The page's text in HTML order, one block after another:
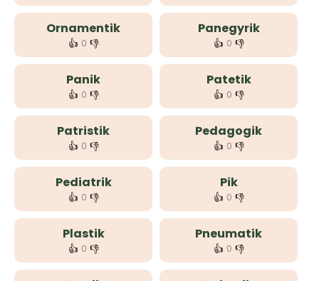
Ornamentik
👍 0 👎
Panegyrik
👍 0 👎
Panik
👍 0 👎
Patetik
👍 0 👎
Patristik
👍 0 👎
Pedagogik
👍 0 👎
Pediatrik
👍 0 👎
Pik
👍 0 👎
Plastik
👍 0 👎
Pneumatik
👍 0 👎